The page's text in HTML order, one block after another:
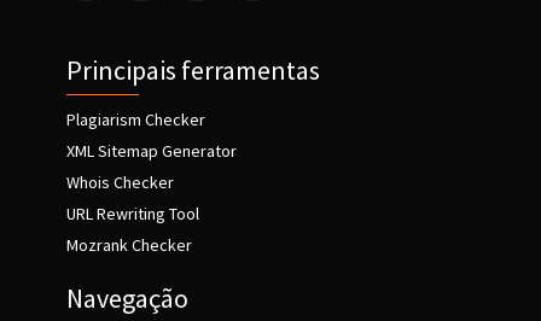
Principais ferramentas
Plagiarism Checker
XML Sitemap Generator
Whois Checker
URL Rewriting Tool
Mozrank Checker
Navegação